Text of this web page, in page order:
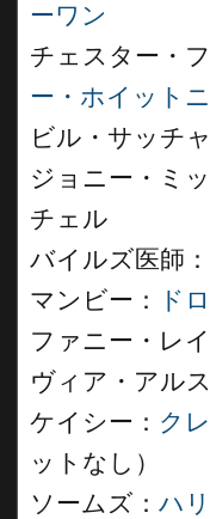
ーワン
チェスター・
ー・ホイット
ビル・サッチャ
ジョニー・ミ
チェル
バイルズ医師：
マンビー：
ド
ファニー・レ
ヴィア・アル
ケイシー： ク
ットなし）
ソームズ： ハ